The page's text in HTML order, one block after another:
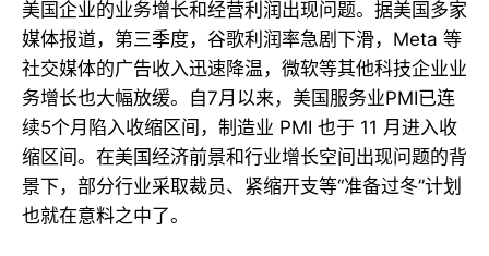
美国企业的业务增长和经营利润出现问题。据美国多家
媒体报道，第三季度，谷歌利润率急剧下滑，Meta 等
社交媒体的广告收入迅速降温，微软等其他科技企业业
务增长也大幅放缓。自7月以来，美国服务业PMI已连
续5个月陷入收缩区间，制造业 PMI 也于 11 月进入收
缩区间。在美国经济前景和行业增长空间出现问题的背
景下，部分行业采取裁员、紧缩开支等“准备过冬”计划
也就在意料之中了。